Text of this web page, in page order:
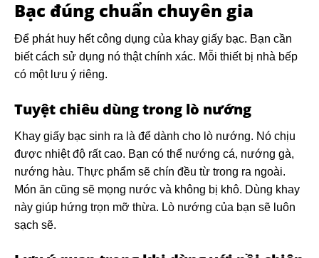
Bạc đúng chuẩn chuyên gia
Để phát huy hết công dụng của khay giấy bạc. Bạn cần
biết cách sử dụng nó thật chính xác. Mỗi thiết bị nhà bếp
có một lưu ý riêng.
Tuyệt chiêu dùng trong lò nướng
Khay giấy bạc sinh ra là để dành cho lò nướng. Nó chịu
được nhiệt độ rất cao. Bạn có thể nướng cá, nướng gà,
nướng hàu. Thực phẩm sẽ chín đều từ trong ra ngoài.
Món ăn cũng sẽ mọng nước và không bị khô. Dùng khay
này giúp hứng trọn mỡ thừa. Lò nướng của bạn sẽ luôn
sạch sẽ.